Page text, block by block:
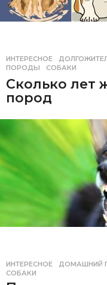
ИНТЕРЕСНОЕ
ПОРОДЫ
,СОБАКИ
Сколько лет
пород
ИНТЕРЕСНОЕ ДОМАШНИЙ
СОБАКИ